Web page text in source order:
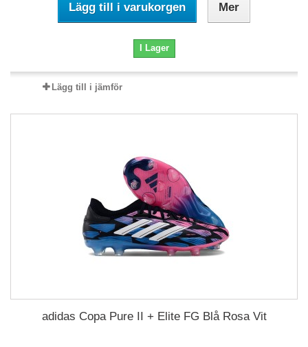
Lägg till i varukorgen Mer
I Lager
Lägg till i jämför
adidas Copa Pure II + Elite FG Blå Rosa Vit